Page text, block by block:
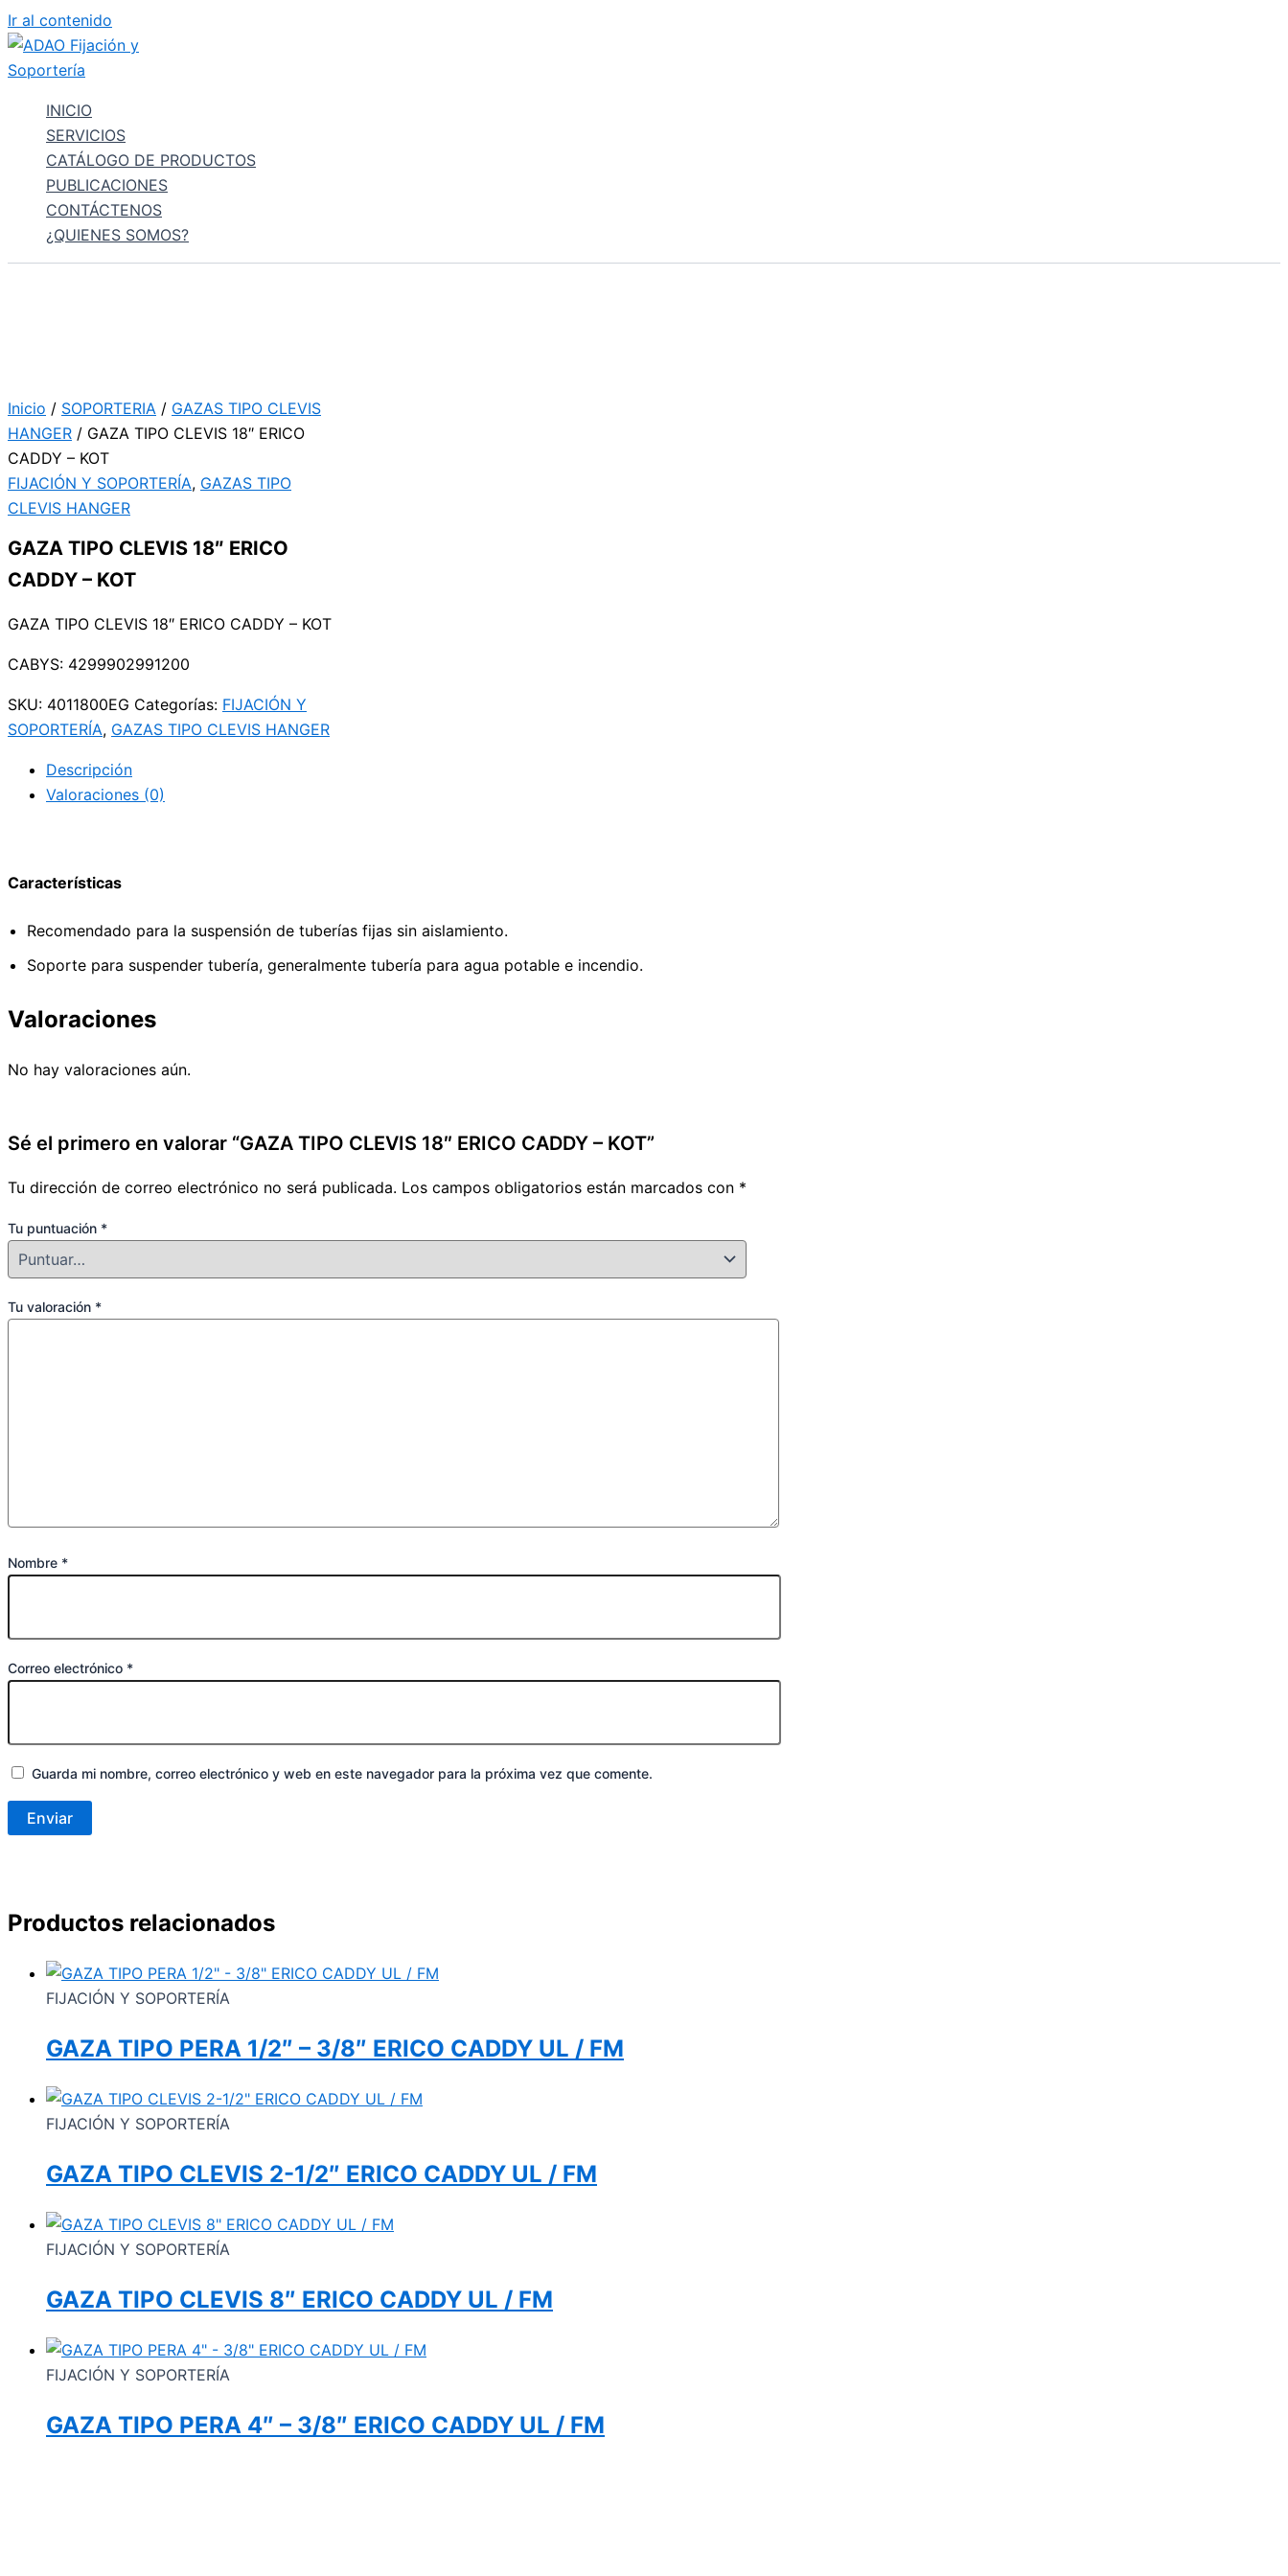
Ir al contenido
INICIO
SERVICIOS
CATÁLOGO DE PRODUCTOS
PUBLICACIONES
CONTÁCTENOS
¿QUIENES SOMOS?
Inicio / SOPORTERIA / GAZAS TIPO CLEVIS
HANGER / GAZA TIPO CLEVIS 18″ ERICO
CADDY – KOT
FIJACIÓN Y SOPORTERÍA, GAZAS TIPO
CLEVIS HANGER
GAZA TIPO CLEVIS 18″ ERICO
CADDY – KOT
GAZA TIPO CLEVIS 18″ ERICO CADDY – KOT
CABYS: 4299902991200
SKU: 4011800EG Categorías: FIJACIÓN Y
SOPORTERÍA, GAZAS TIPO CLEVIS HANGER
Descripción
Valoraciones (0)
Características
Recomendado para la suspensión de tuberías fijas sin aislamiento.
Soporte para suspender tubería, generalmente tubería para agua potable e incendio.
Valoraciones
No hay valoraciones aún.
Sé el primero en valorar “GAZA TIPO CLEVIS 18″ ERICO CADDY – KOT”
Tu dirección de correo electrónico no será publicada. Los campos obligatorios están marcados con *
Tu puntuación *
Tu valoración *
Nombre *
Correo electrónico *
Guarda mi nombre, correo electrónico y web en este navegador para la próxima vez que comente.
Productos relacionados
FIJACIÓN Y SOPORTERÍA
GAZA TIPO PERA 1/2″ – 3/8″ ERICO CADDY UL / FM
FIJACIÓN Y SOPORTERÍA
GAZA TIPO CLEVIS 2-1/2″ ERICO CADDY UL / FM
FIJACIÓN Y SOPORTERÍA
GAZA TIPO CLEVIS 8″ ERICO CADDY UL / FM
FIJACIÓN Y SOPORTERÍA
GAZA TIPO PERA 4″ – 3/8″ ERICO CADDY UL / FM